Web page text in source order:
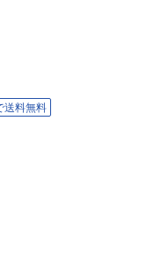
送料無料